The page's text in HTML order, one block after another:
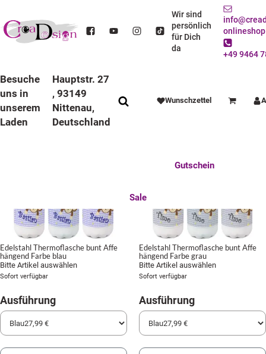
Wir sind
persönlich
für Dich
da
+49 9464
Besuche
uns in
unserem
Laden
Hauptstr. 27
, 93149
Nittenau,
Deutschland
Wunschzettel Warenkorb
Gutschein
Sale
Edelstahl Thermoflasche bunt
Edelstahl Thermoflasche bunt Affe
hängend Farbe blau
Bitte Artikel auswählen
Sofort verfügbar
Ausführung
Edelstahl Thermoflasche bunt Affe
hängend Farbe grau
Bitte Artikel auswählen
Sofort verfügbar
Ausführung